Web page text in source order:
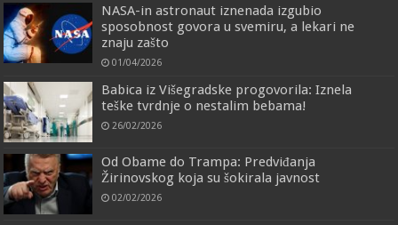
NASA-in astronaut iznenada izgubio
sposobnost govora u svemiru, a lekari ne
znaju zašto
01/04/2026
Babica iz Višegradske progovorila: Iznela
teške tvrdnje o nestalim bebama!
26/02/2026
Od Obame do Trampa: Predviđanja
Žirinovskog koja su šokirala javnost
02/02/2026